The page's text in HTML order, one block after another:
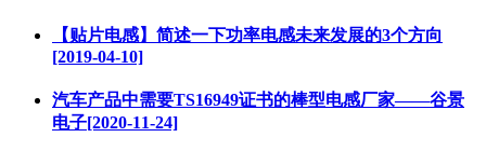
【贴片电感】简述一下功率电感未来发展的3个方向
[2019-04-10]
汽车产品中需要TS16949证书的棒型电感厂家——谷景
电子[2020-11-24]